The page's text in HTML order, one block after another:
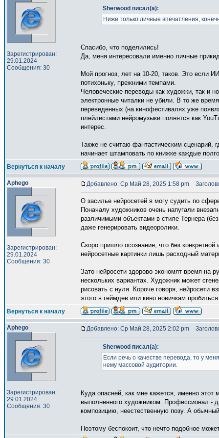
Зарегистрирован:
29.01.2024
Сообщения: 30
Sherwood писал(а):
Ниже только личные впечатления,
Спасибо, что поделились!
Да, меня интересовали именно личные
Мой прогноз, лет на 10-20, таков. Это если
потихоньку, прежними темпами.
Человеческие переводы как художки, так и
электронные читалки не убили. В то же
переведенных (на кинофестивалях уже
плейлистами нейромузыки полнятся как
интерес.
Также не считаю фантастическим сценарий,
начинает штамповать по книжке каждые
Вернуться к началу
Aphego
Зарегистрирован:
29.01.2024
Сообщения: 30
Добавлено: Ср Май 28, 2025 1:58 pm
О засилье нейросетей я могу судить по
Поначалу художников очень напугали
различимыми объектами в стиле Тернера
даже генерировать видеоролики.
Скоро пришло осознание, что без
нейросетные картинки лишь расходный
Зато нейросети здорово экономят время на
нескольких вариантах. Художник может
рисовать с нуля. Короче говоря, нейросети
этого в геймдев или кино новичкам
Вернуться к началу
Aphego
Зарегистрирован:
29.01.2024
Сообщения: 30
Добавлено: Ср Май 28, 2025 2:02 pm
Sherwood писал(а):
Если речь о качестве перевода, то у
нему массовой аудитории.
Куда опасней, как мне кажется, именно
выполненного художником. Профессионал -
композицию, неестественную позу. А
Поэтому беспокоит, что нечто подобное